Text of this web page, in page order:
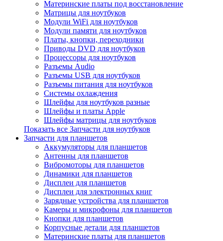
Материнские платы под восстановление
Матрицы для ноутбуков
Модули WiFi для ноутбуков
Модули памяти для ноутбуков
Платы, кнопки, переходники
Приводы DVD для ноутбуков
Процессоры для ноутбуков
Разъемы Audio
Разъемы USB для ноутбуков
Разъемы питания для ноутбуков
Системы охлаждения
Шлейфы для ноутбуков разные
Шлейфы и платы Apple
Шлейфы матрицы для ноутбуков
Показать все Запчасти для ноутбуков
Запчасти для планшетов
Аккумуляторы для планшетов
Антенны для планшетов
Вибромоторы для планшетов
Динамики для планшетов
Дисплеи для планшетов
Дисплеи для электронных книг
Зарядные устройства для планшетов
Камеры и микрофоны для планшетов
Кнопки для планшетов
Корпусные детали для планшетов
Материнские платы для планшетов